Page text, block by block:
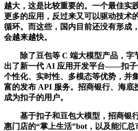
越大，这是比较重要的。一个最佳实
更多的应用，反过来又可以驱动技术
循环。而这些，国内目前还没有形成
会越来越快。
除了豆包等 C 端大模型产品，字
出了新一代 AI 应用开发平台——扣子
个性化、实时性、多模态等优势，并
富的发布 API 服务。招商银行、海底
成为扣子的用户。
基于扣子和豆包大模型，招商银
惠门店的“掌上生活”bot，以及能汇总